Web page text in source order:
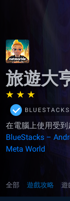
旅遊大
在電腦上使用受
BlueStacks –
Meta World
全部 遊戲攻略 遊